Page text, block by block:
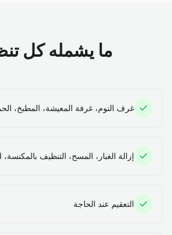
ما يشمله كل
غرف النوم، غرفة المعيشة، المطبخ،
إزالة الغبار، المسح، التنظيف بالمكنسة،
التعقيم عند الحاجة